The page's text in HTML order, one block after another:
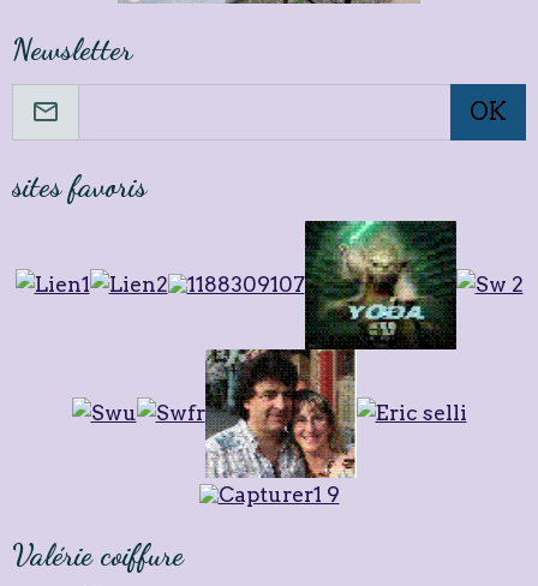
Newsletter
OK
sites favoris
Valérie coiffure